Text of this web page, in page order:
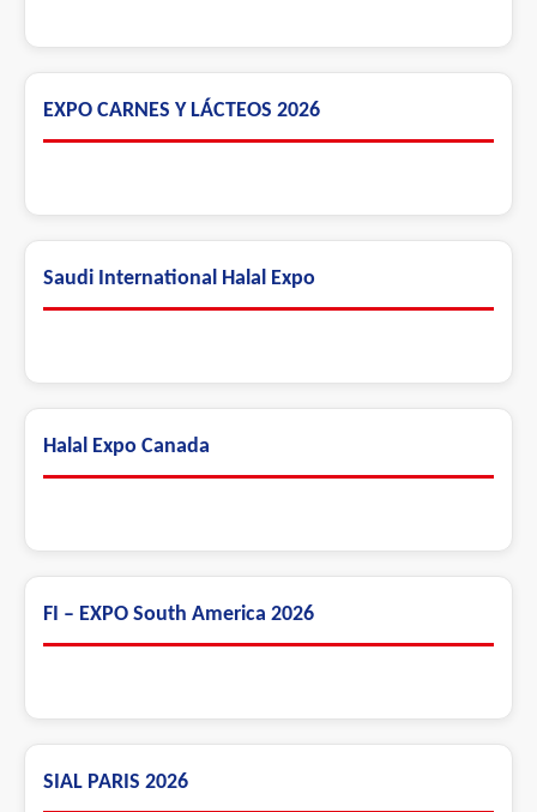
EXPO CARNES Y LÁCTEOS 2026
Saudi International Halal Expo
Halal Expo Canada
FI – EXPO South America 2026
SIAL PARIS 2026